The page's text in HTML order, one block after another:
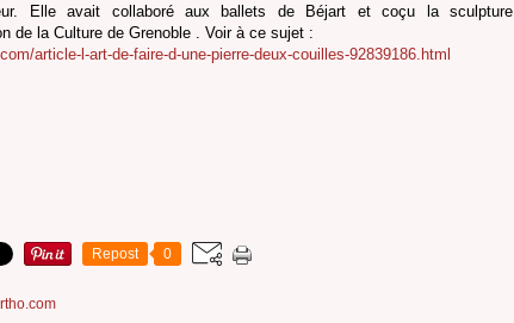
Elle avait collaboré aux ballets de Béjart et coçu la sculpture
de la Culture de Grenoble . Voir à ce sujet :
article-l-art-de-faire-d-une-pierre-deux-couilles-92839186.html
Repost 0